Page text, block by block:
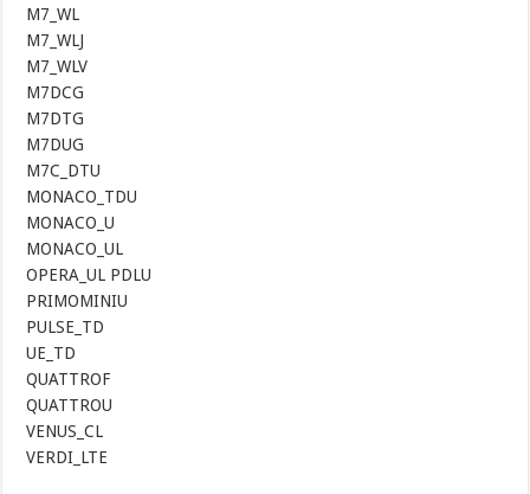
M7_WL
M7_WLJ
M7_WLV
M7DCG
M7DTG
M7DUG
M7C_DTU
MONACO_TDU
MONACO_U
MONACO_UL
OPERA_UL PDLU
PRIMOMINIU
PULSE_TD
UE_TD
QUATTROF
QUATTROU
VENUS_CL
VERDI_LTE